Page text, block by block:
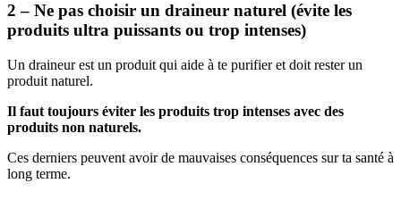
2 – Ne pas choisir un draineur naturel (évite les
produits ultra puissants ou trop intenses)
Un draineur est un produit qui aide à te purifier et doit rester un
produit naturel.
Il faut toujours éviter les produits trop intenses avec des
produits non naturels.
Ces derniers peuvent avoir de mauvaises conséquences sur ta santé à
long terme.